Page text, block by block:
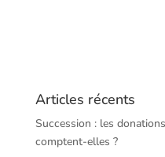
Articles récents
Succession : les
comptent-elles ?